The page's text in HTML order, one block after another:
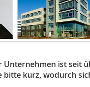
ist seit
bitte kurz, wodurch